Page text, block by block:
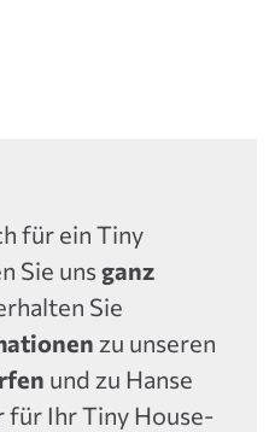
für ein Tiny
Sie unsganz
Sie
zu unseren
und zu Hanse
für Ihr Tiny House-